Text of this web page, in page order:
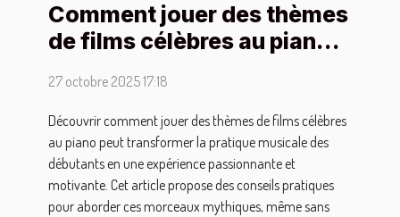
Comment jouer des thèmes
de films célèbres au piano
pour débutants ?
27 octobre 2025 17:18
Découvrir comment jouer des thèmes de films célèbres
au piano peut transformer la pratique musicale des
débutants en une expérience passionnante et
motivante. Cet article propose des conseils pratiques
pour aborder ces morceaux mythiques, même sans